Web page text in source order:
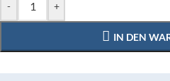
- +
IN DEN